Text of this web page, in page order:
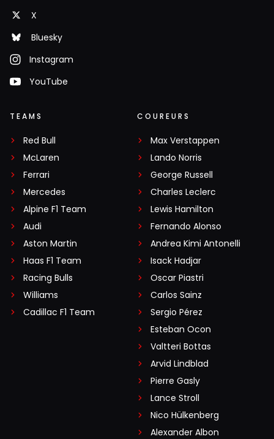
X
Bluesky
Instagram
YouTube
TEAMS
Red Bull
McLaren
Ferrari
Mercedes
Alpine F1 Team
Audi
Aston Martin
Haas F1 Team
Racing Bulls
Williams
Cadillac F1 Team
COUREURS
Max Verstappen
Lando Norris
George Russell
Charles Leclerc
Lewis Hamilton
Fernando Alonso
Andrea Kimi Antonelli
Isack Hadjar
Oscar Piastri
Carlos Sainz
Sergio Pérez
Esteban Ocon
Valtteri Bottas
Arvid Lindblad
Pierre Gasly
Lance Stroll
Nico Hülkenberg
Alexander Albon